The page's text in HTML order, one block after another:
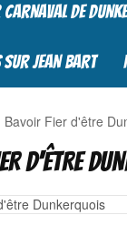
CARNAVAL DE
JEAN BART
Bavoir Fier d'être
D'ÊTRE